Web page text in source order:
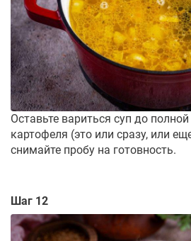
Оставьте вариться суп до полной
картофеля (это или сразу, или
снимайте пробу на готовность.
Шаг 12